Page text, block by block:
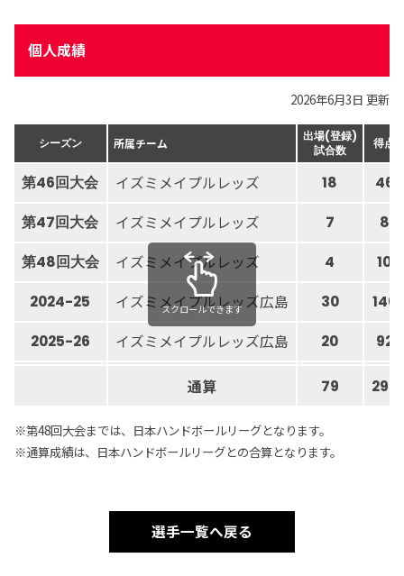
個人成績
2026年6月3日 更新
シーズン 所属チーム
出場(登録)
試合数
得点
第46回大会 イズミメイプルレッズ 18 46
第47回大会 イズミメイプルレッズ 7 8
第48回大会 イズミメイプルレッズ 4 10
2024-25 イズミメイプルレッズ広島 30 140
2025-26 イズミメイプルレッズ広島 20 92
通算 79 296
スクロールできます
※第48回大会までは、日本ハンドボールリーグとなります。
※通算成績は、日本ハンドボールリーグとの合算となります。
選手一覧へ戻る